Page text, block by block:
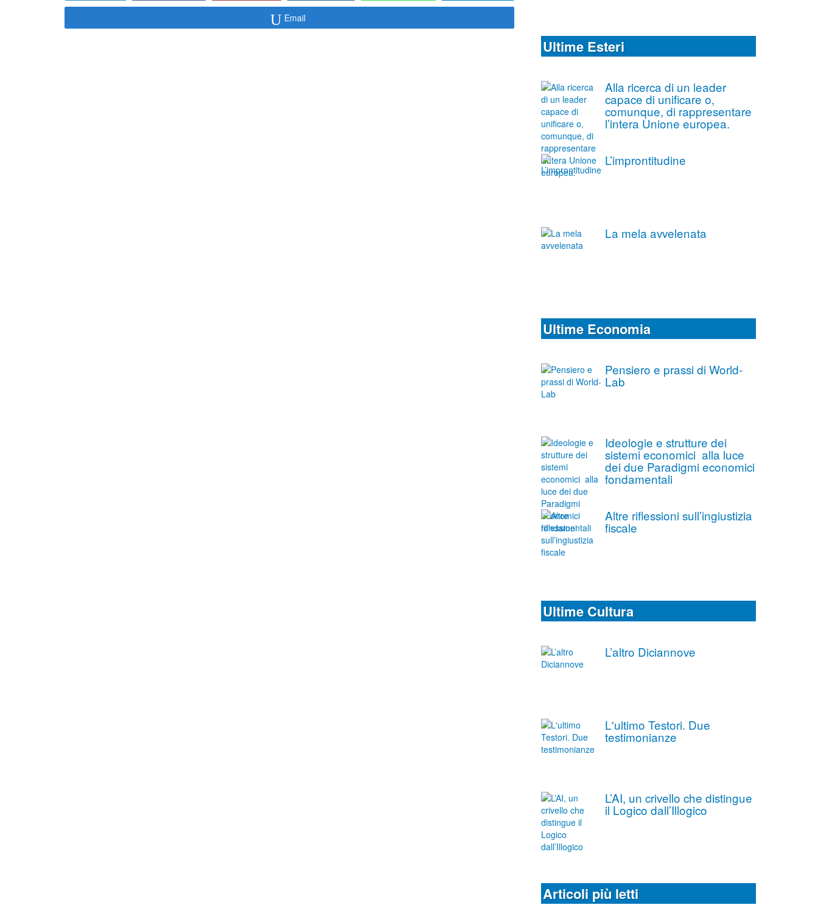
Email
Ultime Esteri
Alla ricerca di un leader
capace di unificare o,
comunque, di rappresentare
l’intera Unione europea.
L’improntitudine
La mela avvelenata
Ultime Economia
Pensiero e prassi di World-
Lab
Ideologie e strutture dei
sistemi economici alla luce
dei due Paradigmi economici
fondamentali
Altre riflessioni sull’ingiustizia
fiscale
Ultime Cultura
L’altro Diciannove
L'ultimo Testori. Due
testimonianze
L’AI, un crivello che distingue
il Logico dall’Illogico
Articoli più letti